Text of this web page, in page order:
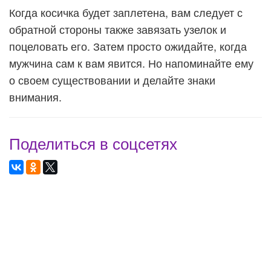
Когда косичка будет заплетена, вам следует с
обратной стороны также завязать узелок и
поцеловать его. Затем просто ожидайте, когда
мужчина сам к вам явится. Но напоминайте ему
о своем существовании и делайте знаки
внимания.
Поделиться в соцсетях